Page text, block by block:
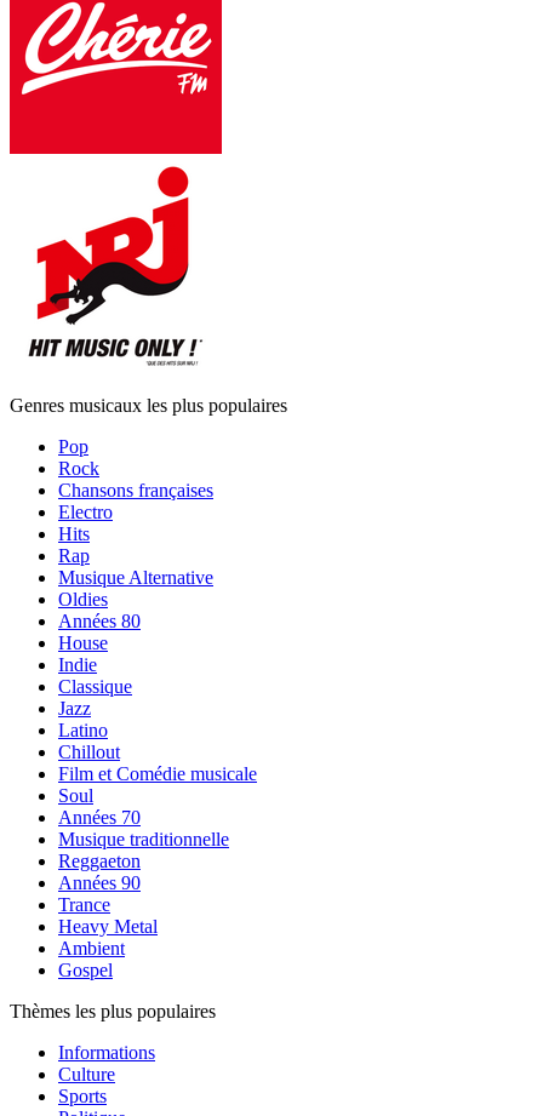
Genres musicaux les plus populaires
Pop
Rock
Chansons françaises
Electro
Hits
Rap
Musique Alternative
Oldies
Années 80
House
Indie
Classique
Jazz
Latino
Chillout
Film et Comédie musicale
Soul
Années 70
Musique traditionnelle
Reggaeton
Années 90
Trance
Heavy Metal
Ambient
Gospel
Thèmes les plus populaires
Informations
Culture
Sports